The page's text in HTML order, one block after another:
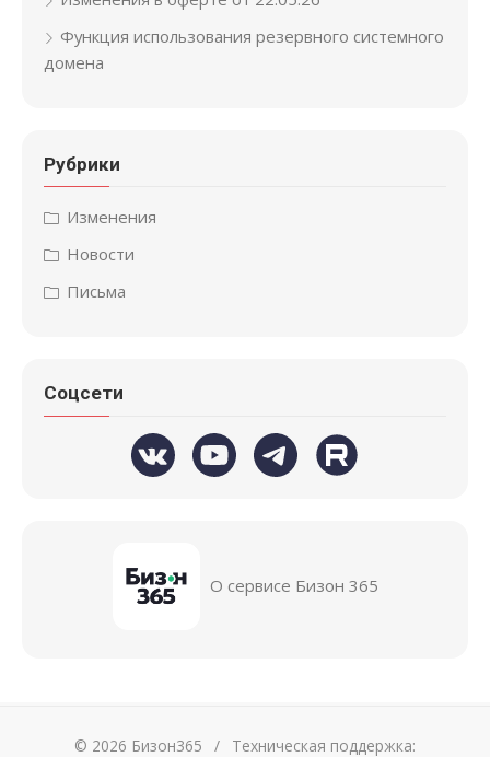
Функция использования резервного системного
домена
Рубрики
Изменения
Новости
Письма
Соцсети
О сервисе Бизон 365
© 2026 Бизон365 /
Техническая поддержка: